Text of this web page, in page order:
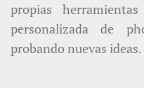
propias
personalizada de
probando nuevas ideas.